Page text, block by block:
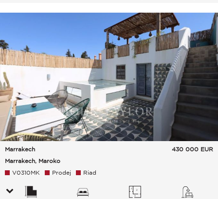
Marrakech
Marrakech, Maroko
430 000 EUR
V0310MK Prodej Riad